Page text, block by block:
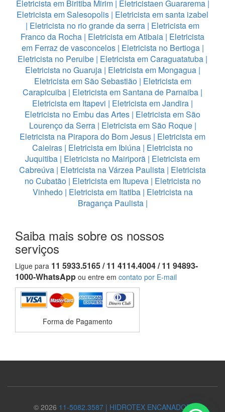
Eletricista em Biritiba Mirim| Eletricistaen Guararema|
Eletricista em Salesopolis | Eletricista em santa izabel
| Eletricista no rio grande da serra | Eletricista em
Franco da Rocha | Eletricista em Atibaia | Eletricista
em Ferraz de vasconcelos| Eletricista no Bertioga|
Eletricista no Peruibe | Eletricista em Caraguatatuba |
Eletricista no Guaruja| Eletricista em Mongagua|
Eletricista em São Sebastião| Eletricista em
Carapicuiba | Eletricista em Santana de Parnaiba |
Eletricista em Itapevi | Eletricista em Jandira |
Eletricista no Embu das Artes | Eletricista em São
Lourenço da Serra| Eletricista em São Roque|
Eletricista na Pirapora do Bom Jesus | Eletricista em
Caieiras | Eletricista em Ibiúna | Eletricista no
Juquitiba | Eletricista no Mairiporã | Eletricista em
Cabreúva | Eletricista na Várzea Paulista | Eletricista
no Cubatão| Eletricista em Itupeva| Eletricista no
Vinhedo| Eletricista em Itatiba| Eletricista na
Bragança Paulista|
Saiba mais sobre os nossos
serviços
Ligue para 11 5933.5165 / 11 4114.4004 / 11 94893-
1000-WhatsApp ou entre em contato por E-mail
Forma de Pagamento
© 2026 11-5082.3587 | HIDROTEX ENCANADOR